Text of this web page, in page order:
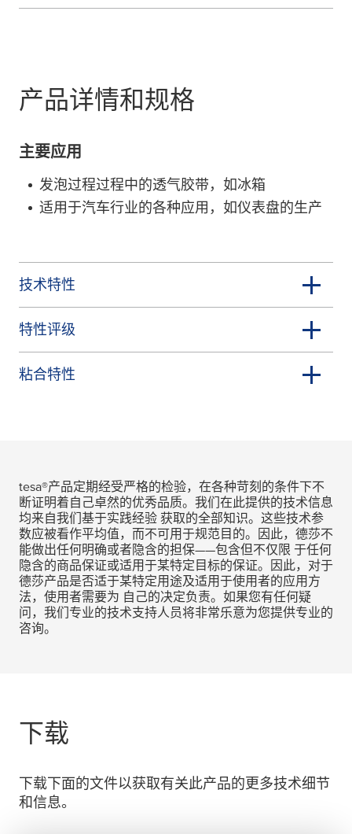
产品详情和规格
主要应用
发泡过程过程中的透气胶带，如冰箱
适用于汽车行业的各种应用，如仪表盘的生产
技术特性
特性评级
粘合特性
tesa®产品定期经受严格的检验，在各种苛刻的条件下不
断证明着自己卓然的优秀品质。我们在此提供的技术信息
均来自我们基于实践经验 获取的全部知识。这些技术参
数应被看作平均值，而不可用于规范目的。因此，德莎不
能做出任何明确或者隐含的担保——包含但不仅限 于任何
隐含的商品保证或适用于某特定目标的保证。因此，对于
德莎产品是否适于某特定用途及适用于使用者的应用方
法，使用者需要为 自己的决定负责。如果您有任何疑
问，我们专业的技术支持人员将非常乐意为您提供专业的
咨询。
下载
下载下面的文件以获取有关此产品的更多技术细节
和信息。